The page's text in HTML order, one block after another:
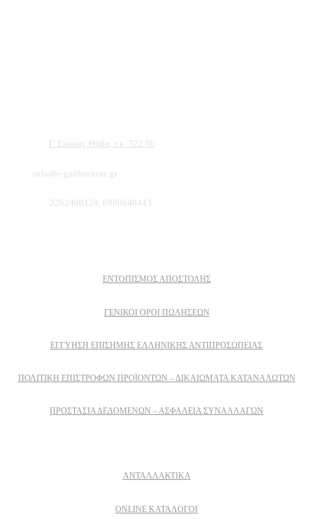
Γ. Σεφέρη, Θήβα, τ.κ. 322 00
info@e-gardenstore.gr
2262400128, 6980840443
ΕΝΤΟΠΙΣΜΟΣ ΑΠΟΣΤΟΛΗΣ
ΓΕΝΙΚΟΙ ΟΡΟΙ ΠΩΛΗΣΕΩΝ
ΕΓΓΎΗΣΗ ΕΠΊΣΗΜΗΣ ΕΛΛΗΝΙΚΉΣ ΑΝΤΙΠΡΟΣΩΠΕΊΑΣ
ΠΟΛΙΤΙΚΉ ΕΠΙΣΤΡΟΦΏΝ ΠΡΟΪΌΝΤΩΝ – ΔΙΚΑΙΏΜΑΤΑ ΚΑΤΑΝΑΛΩΤΏΝ
ΠΡΟΣΤΑΣΊΑ ΔΕΔΟΜΈΝΩΝ – ΑΣΦΆΛΕΙΑ ΣΥΝΑΛΛΑΓΏΝ
ΑΝΤΑΛΛΑΚΤΙΚΑ
ONLINE ΚΑΤΑΛΟΓΟΙ